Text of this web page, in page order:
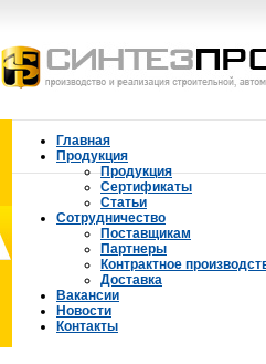
Главная
Продукция
Продукция
Сертификаты
Статьи
Сотрудничество
Поставщикам
Партнеры
Контрактное
Доставка
Вакансии
Новости
Контакты